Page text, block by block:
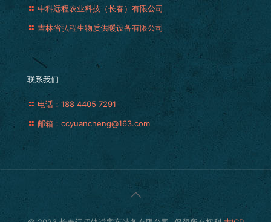
中科远程农业科技（长春）有限公司
吉林省弘程生物质供暖设备有限公司
联系我们
电话：188 4405 7291
邮箱：ccyuancheng@163.com